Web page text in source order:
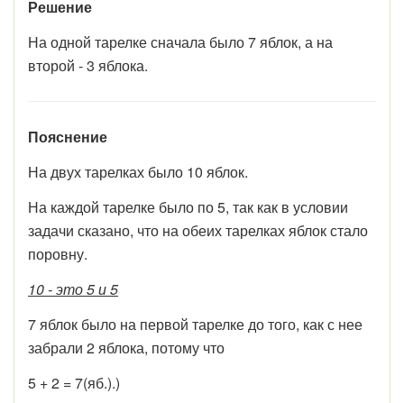
Решение
На одной тарелке сначала было 7 яблок, а на
второй - 3 яблока.
Пояснение
На двух тарелках было 10 яблок.
На каждой тарелке было по 5, так как в условии
задачи сказано, что на обеих тарелках яблок стало
поровну.
10 - это 5 и 5
7 яблок было на первой тарелке до того, как с нее
забрали 2 яблока, потому что
5 + 2 = 7(яб.).)